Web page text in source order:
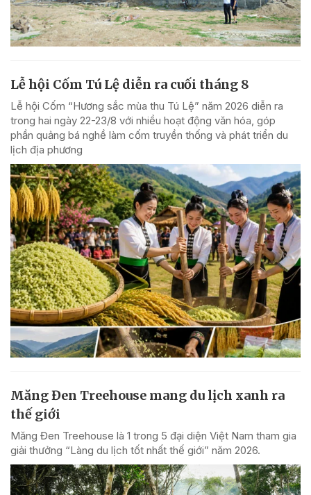
Lễ hội Cốm Tú Lệ diễn ra cuối tháng 8
Lễ hội Cốm “Hương sắc mùa thu Tú Lệ” năm 2026 diễn ra
trong hai ngày 22-23/8 với nhiều hoạt động văn hóa, góp
phần quảng bá nghề làm cốm truyền thống và phát triển du
lịch địa phương
Măng Đen Treehouse mang du lịch xanh ra
thế giới
Măng Đen Treehouse là 1 trong 5 đại diện Việt Nam tham gia
giải thưởng “Làng du lịch tốt nhất thế giới” năm 2026.